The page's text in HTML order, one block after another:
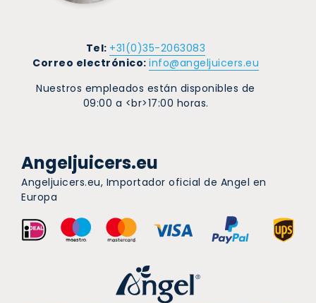
Tel: +31(0)35-2063083
Correo electrónico: info@angeljuicers.eu
Nuestros empleados están disponibles de
09:00 a <br>17:00 horas.
Angeljuicers.eu
Angeljuicers.eu, Importador oficial de Angel en
Europa